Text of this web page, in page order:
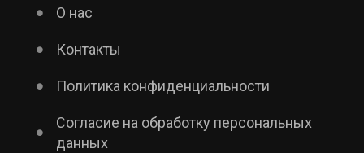
О нас
Контакты
Политика конфиденциальности
Согласие на обработку персональных
данных